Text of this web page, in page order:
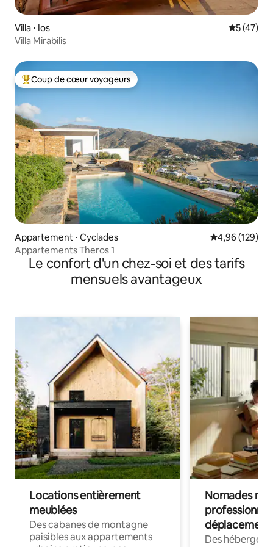
Villa ⋅ Ios
5 (47)
Villa Mirabilis
Coups de cœur voyageurs les plus appréciés
Coup de cœur voyageurs
Appartement ⋅ Cyclades Évaluation
4,96 (129)
Appartements Theros 1
Le confort d'un chez-soi et des tarifs
mensuels avantageux
Locations entièrement
meublées
Des cabanes de montagne
paisibles aux appartements
Nomades
déplacement
Des